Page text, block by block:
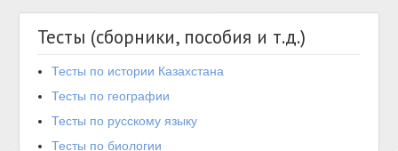
Тесты (сборники, пособия и т.д.)
Тесты по истории Казахстана
Тесты по географии
Тесты по русскому языку
Тесты по биологии